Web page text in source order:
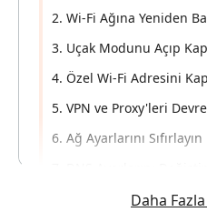
2. Wi-Fi Ağına Yeniden
3. Uçak Modunu Açıp
4. Özel Wi-Fi Adresini
5. VPN ve Proxy'leri Devre
6. Ağ Ayarlarını Sıfırlayın
8. Bir Sonraki iOS
Daha